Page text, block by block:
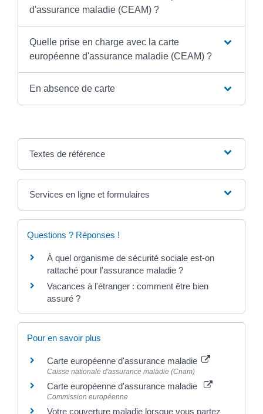
d'assurance maladie (CEAM) ?
Quelle prise en charge avec la carte
européenne d'assurance maladie (CEAM) ?
En absence de carte
Textes de référence
Services en ligne et formulaires
Questions ? Réponses !
À quel organisme de sécurité sociale est-on
rattaché pour l'assurance maladie ?
Vacances à l'étranger : comment être bien
assuré ?
Pour en savoir plus
Carte européenne d'assurance maladie
Caisse nationale d'assurance maladie (Cnam)
Carte européenne d'assurance maladie
Commission européenne
Votre couverture maladie lorsque vous partez